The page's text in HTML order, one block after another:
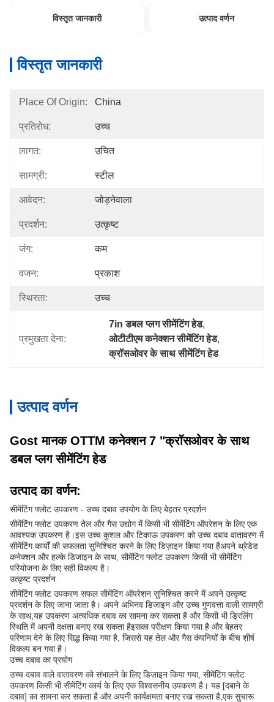
विस्तृत जानकारी उत्पाद वर्णन
विस्तृत जानकारी
Place Of Origin: China
प्रतिरोध: उच्च
लागत: उचित
सामग्री: स्टील
आवेदन: जोड़नेवाला
प्रदर्शन: उत्कृष्ट
जंग: कम
वजन: प्रकाश
स्थिरता: उच्च
प्रमुखता देना:
7in डबल प्लग सीमेंटिंग हेड,
ओटीटीएम कनेक्शन सीमेंटिंग हेड,
क्रॉसओवर के साथ सीमेंटिंग हेड
उत्पाद वर्णन
Gost मानक OTTM कनेक्शन 7 "क्रॉसओवर के साथ
डबल प्लग सीमेंटिंग हेड
उत्पाद का वर्णन:
सीमेंटिंग फ्लोट उपकरण - उच्च दबाव उपयोग के लिए बेहतर प्रदर्शन
सीमेंटिंग फ्लोट उपकरण तेल और गैस उद्योग में किसी भी सीमेंटिंग ऑपरेशन के लिए एक
आवश्यक उपकरण है।इस उच्च कुशल और टिकाऊ उपकरण को उच्च दबाव वातावरण में
सीमेंटिंग कार्यों की सफलता सुनिश्चित करने के लिए डिज़ाइन किया गया हैअपने थ्रेडेड
कनेक्शन और हल्के डिजाइन के साथ, सीमेंटिंग फ्लोट उपकरण किसी भी सीमेंटिंग
परियोजना के लिए सही विकल्प है।
उत्कृष्ट प्रदर्शन
सीमेंटिंग फ्लोट उपकरण सफल सीमेंटिंग ऑपरेशन सुनिश्चित करने में अपने उत्कृष्ट
प्रदर्शन के लिए जाना जाता है। अपने अभिनव डिजाइन और उच्च गुणवत्ता वाली सामग्री
के साथ,यह उपकरण अत्यधिक दबाव का सामना कर सकता है और किसी भी ड्रिलिंग
स्थिति में अपनी दक्षता बनाए रख सकता हैइसका परीक्षण किया गया है और बेहतर
परिणाम देने के लिए सिद्ध किया गया है, जिससे यह तेल और गैस कंपनियों के बीच शीर्ष
विकल्प बन गया है।
उच्च दबाव का प्रयोग
उच्च दबाव वाले वातावरण को संभालने के लिए डिज़ाइन किया गया, सीमेंटिंग फ्लोट
उपकरण किसी भी सीमेंटिंग कार्य के लिए एक विश्वसनीय उपकरण है। यह [दबाने के
दबाव] का सामना कर सकता है और अपनी कार्यक्षमता बनाए रख सकता है,एक सुचारू